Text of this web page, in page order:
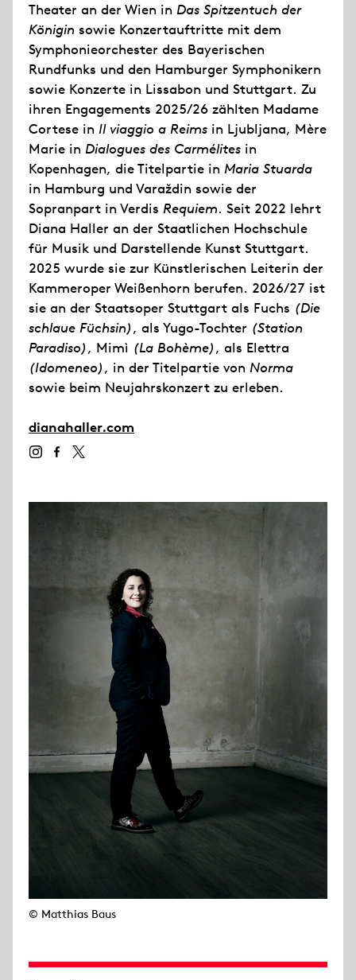
Theater an der Wien in Das Spitzentuch der
Königin sowie Konzertauftritte mit dem
Symphonieorchester des Bayerischen
Rundfunks und den Hamburger Symphonikern
sowie Konzerte in Lissabon und Stuttgart. Zu
ihren Engagements 2025/26 zählten Madame
Cortese in Il viaggio a Reims in Ljubljana, Mère
Marie in Dialogues des Carmélites in
Kopenhagen, die Titelpartie in Maria Stuarda
in Hamburg und Varaždin sowie der
Sopranpart in Verdis Requiem. Seit 2022 lehrt
Diana Haller an der Staatlichen Hochschule
für Musik und Darstellende Kunst Stuttgart.
2025 wurde sie zur Künstlerischen Leiterin der
Kammeroper Weißenhorn berufen. 2026/27 ist
sie an der Staatsoper Stuttgart als Fuchs (Die
schlaue Füchsin), als Yugo-Tochter (Station
Paradiso), Mimì (La Bohème), als Elettra
(Idomeneo), in der Titelpartie von Norma
sowie beim Neujahrskonzert zu erleben.
dianahaller.com
© Matthias Baus